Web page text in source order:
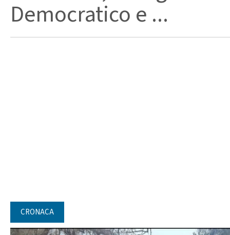
Democratico e ...
CRONACA